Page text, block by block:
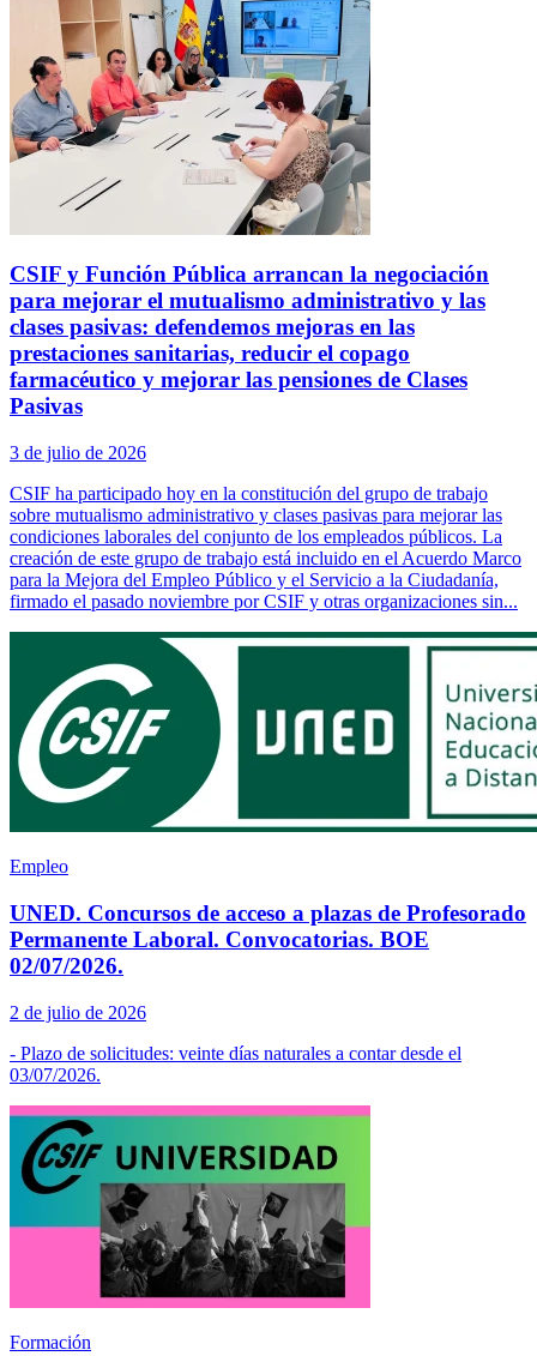
CSIF y Función Pública arrancan la negociación
para mejorar el mutualismo administrativo y las
clases pasivas: defendemos mejoras en las
prestaciones sanitarias, reducir el copago
farmacéutico y mejorar las pensiones de Clases
Pasivas
3 de julio de 2026
CSIF ha participado hoy en la constitución del grupo de trabajo
sobre mutualismo administrativo y clases pasivas para mejorar las
condiciones laborales del conjunto de los empleados públicos. La
creación de este grupo de trabajo está incluido en el Acuerdo Marco
para la Mejora del Empleo Público y el Servicio a la Ciudadanía,
firmado el pasado noviembre por CSIF y otras organizaciones sin...
Empleo
UNED. Concursos de acceso a plazas de Profesorado
Permanente Laboral. Convocatorias. BOE
02/07/2026.
2 de julio de 2026
- Plazo de solicitudes: veinte días naturales a contar desde el
03/07/2026.
Formación